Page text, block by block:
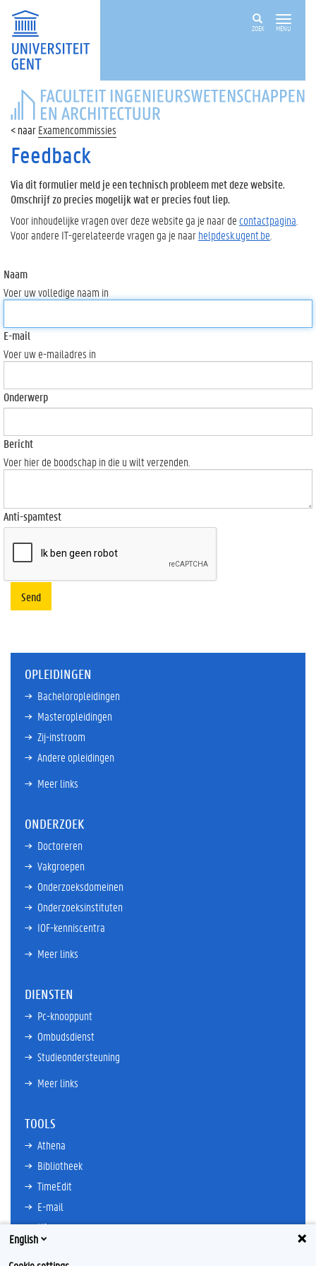
ZOEK MENU
FACULTEIT
INGENIEURSWETENSCHAPPEN
EN
ARCHITECTUUR
Examencommissies
Feedback
Via dit formulier meld je een technisch probleem met deze website.
Omschrijf zo precies mogelijk wat er precies fout liep.
Voor inhoudelijke vragen over deze website ga je naar de contactpagina
Voor andere IT-gerelateerde vragen ga je naarhelpdesk.ugent.be
Naam
Voer uw volledige naam in
E-mail
Voer uw e-mailadres in
Onderwerp
Bericht
Voer hier de boodschap in die u wilt verzenden.
Anti-spamtest
Send
OPLEIDINGEN
Bacheloropleidingen
Masteropleidingen
Zij-instroom
Andere opleidingen
Meer links
ONDERZOEK
Doctoreren
Vakgroepen
Onderzoeksdomeinen
Onderzoeksinstituten
IOF-kenniscentra
Meer links
DIENSTEN
Pc-knooppunt
Ombudsdienst
Studieondersteuning
Meer links
TOOLS
Athena
Bibliotheek
TimeEdit
E-mail
Ufora
Oasis
English